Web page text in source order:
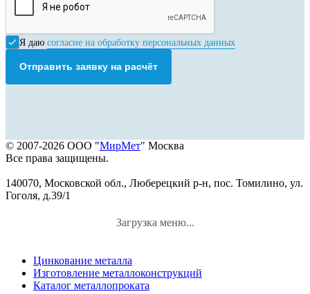
Я даю согласие на обработку персональных данных
Отправить заявку на расчёт
© 2007-2026 ООО "МирМет" Москва
Все права защищены.
140070, Московской обл., Люберецкий р-н, пос. Томилино, ул.
Гоголя, д.39/1
Загрузка меню...
Цинкование металла
Изготовление металлоконструкций
Каталог металлопроката